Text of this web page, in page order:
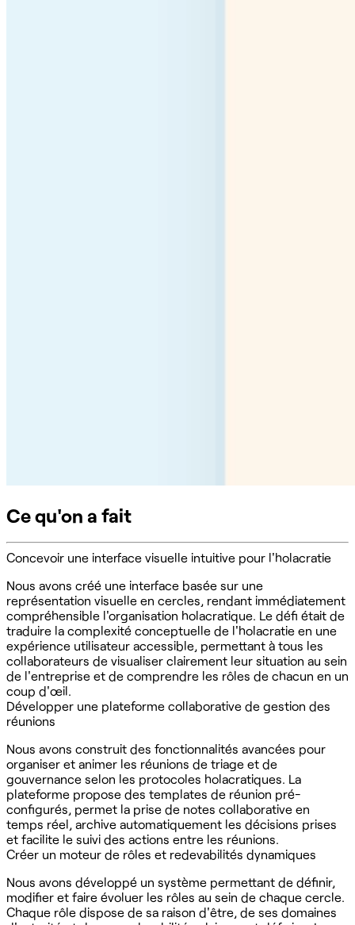
Ce qu'on a fait
Concevoir une interface visuelle intuitive pour l'holacratie
Nous avons créé une interface basée sur une
représentation visuelle en cercles, rendant immédiatement
compréhensible l'organisation holacratique. Le défi était de
traduire la complexité conceptuelle de l'holacratie en une
expérience utilisateur accessible, permettant à tous les
collaborateurs de visualiser clairement leur situation au sein
de l'entreprise et de comprendre les rôles de chacun en un
coup d'œil.
Développer une plateforme collaborative de gestion des
réunions
Nous avons construit des fonctionnalités avancées pour
organiser et animer les réunions de triage et de
gouvernance selon les protocoles holacratiques. La
plateforme propose des templates de réunion pré-
configurés, permet la prise de notes collaborative en
temps réel, archive automatiquement les décisions prises
et facilite le suivi des actions entre les réunions.
Créer un moteur de rôles et redevabilités dynamiques
Nous avons développé un système permettant de définir,
modifier et faire évoluer les rôles au sein de chaque cercle.
Chaque rôle dispose de sa raison d'être, de ses domaines